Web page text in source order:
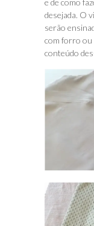
e de como
desejada. O
serão
com forro ou
conteúdo